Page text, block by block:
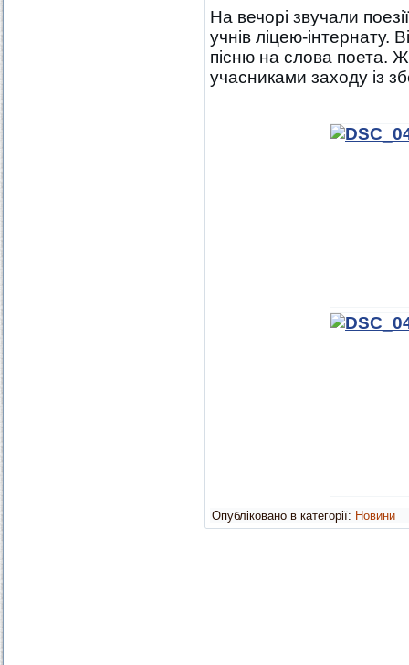
На вечорі звучали
учнів ліцею-інтернату.
пісню на слова поета.
учасниками заходу із
Опубліковано в категорії: Новини